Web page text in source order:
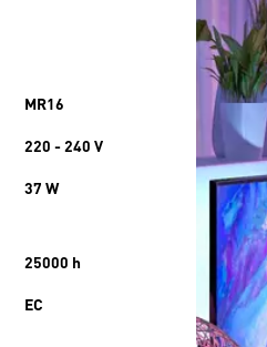
MR16
220 - 240 V
37 W
25000 h
EC